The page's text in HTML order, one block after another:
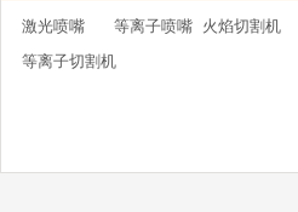
凯尔贝HiFocusYL等
光纤激光切割机辅助气体如何选择
激光喷嘴 等离子喷嘴 火焰切割机
等离子切割机